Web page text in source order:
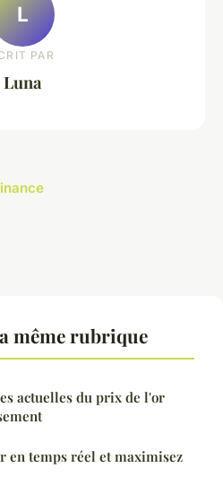
L
PAR
Luna
même rubrique
actuelles du prix de l'or
en temps réel et maximisez